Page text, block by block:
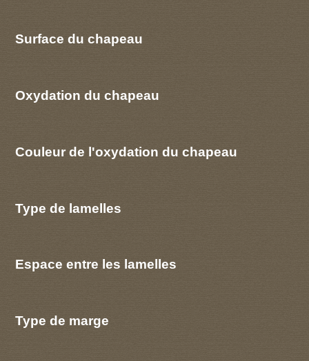
Surface du chapeau
Oxydation du chapeau
Couleur de l'oxydation du chapeau
Type de lamelles
Espace entre les lamelles
Type de marge